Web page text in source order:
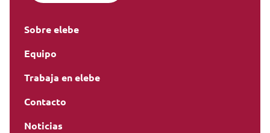
Sobre elebe
Equipo
Trabaja en elebe
Contacto
Noticias